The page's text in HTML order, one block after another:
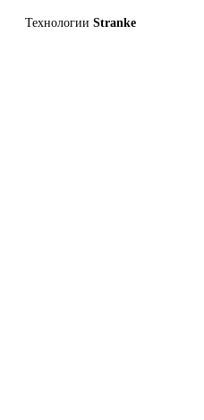
Технологии Stranke